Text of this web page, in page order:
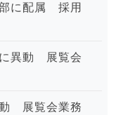
に配属 採用
異動 展覧会
展覧会業務